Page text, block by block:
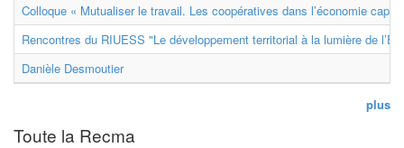
Colloque « Mutualiser le travail. Les coopératives dans l’économie
Rencontres du RIUESS "Le développement territorial à la lumière de
Danièle Desmoutier
plus
Toute la Recma